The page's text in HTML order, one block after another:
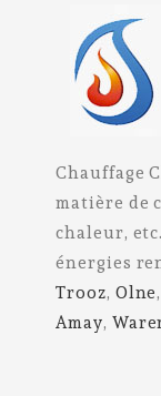
Chauffage
matière de
chaleur,
énergies
Trooz, Olne
Amay,